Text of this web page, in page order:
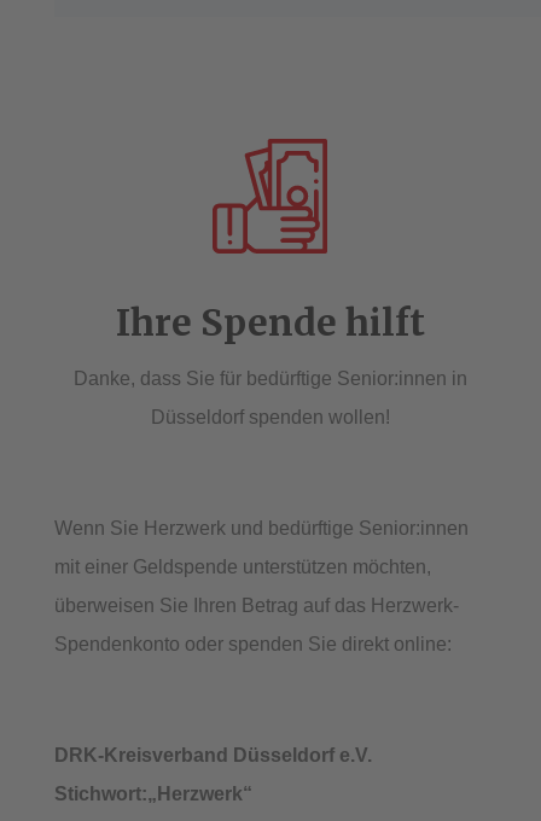
Ihre Spende hilft
Danke, dass Sie für bedürftige Senior:innen in
Düsseldorf spenden wollen!
Wenn Sie Herzwerk und bedürftige Senior:innen
mit einer Geldspende unterstützen möchten,
überweisen Sie Ihren Betrag auf das Herzwerk-
Spendenkonto oder spenden Sie direkt online:
DRK-Kreisverband Düsseldorf e.V.
Stichwort:„Herzwerk“